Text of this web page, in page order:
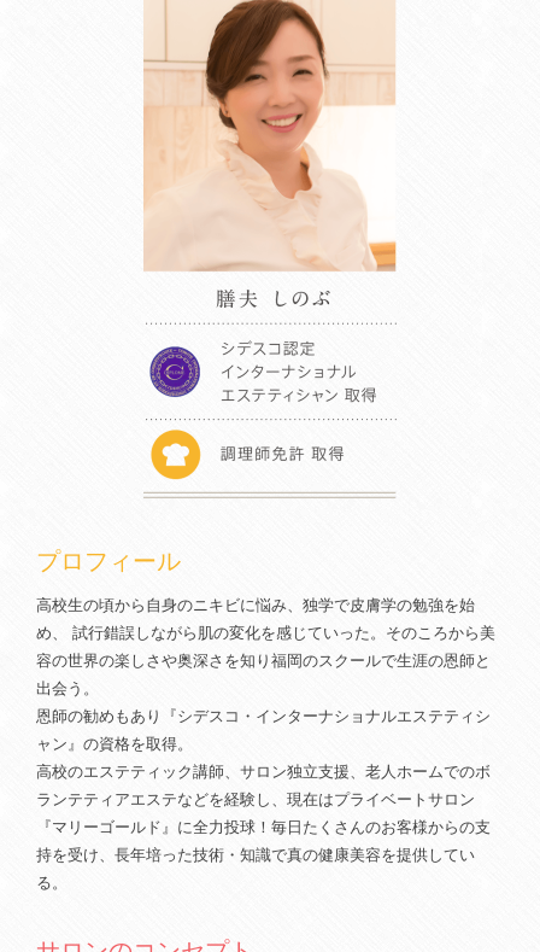
プロフィール
高校生の頃から自身のニキビに悩み、独学で皮膚学の勉強を始
め、 試行錯誤しながら肌の変化を感じていった。そのころから美
容の世界の楽しさや奥深さを知り福岡のスクールで生涯の恩師と
出会う。
恩師の勧めもあり『シデスコ・インターナショナルエステティシ
ャン』の資格を取得。
高校のエステティック講師、サロン独立支援、老人ホームでのボ
ランテティアエステなどを経験し、現在はプライベートサロン
『マリーゴールド』に全力投球！毎日たくさんのお客様からの支
持を受け、長年培った技術・知識で真の健康美容を提供してい
る。